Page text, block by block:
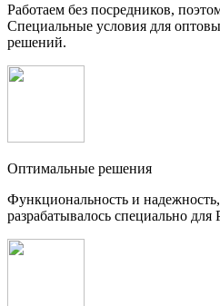
Работаем без посредников,
Специальные условия для
решений.
Оптимальные решения
Функциональность и
разрабатывалось специально для